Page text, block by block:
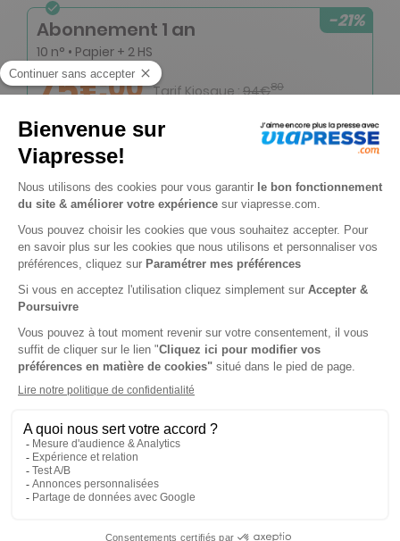
-21%
Abonnement 1 an
10 n° • Papier + 2 HS
75€00 Tarif Kiosque :94€80
Tarif France métropolitaine
Renouvellement à date d’anniversaire
Abonnement 1 an
10 n° • Papier
63€00 Tarif Kiosque : 75€ 00
Tarif France métropolitaine
Renouvellement à date d’anniversaire
-16%
Abonnement Durée libre
Papier
6€30
Prix par n°
Tarif France métropolitaine
Abonnement Durée libre
Papier + 2 hors-séries par an